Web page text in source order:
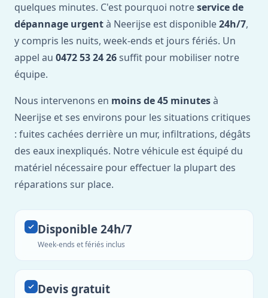
quelques minutes. C'est pourquoi notreservice de
dépannage urgentà Neerijse est disponible24h/7,
y compris les nuits, week-ends et jours fériés. Un
appel au 0472 53 24 26 suffit pour mobiliser notre
équipe.
Nous intervenons en moins de 45 minutesà
Neerijse et ses environs pour les situations critiques
: fuites cachées derrière un mur, infiltrations, dégâts
des eaux inexpliqués. Notre véhicule est équipé du
matériel nécessaire pour effectuer la plupart des
réparations sur place.
Disponible 24h/7
Week-ends et fériés inclus
Devis gratuit